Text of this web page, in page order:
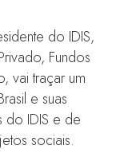
do IDIS,
Fundos
vai traçar um
e suas
do IDIS e de
sociais.